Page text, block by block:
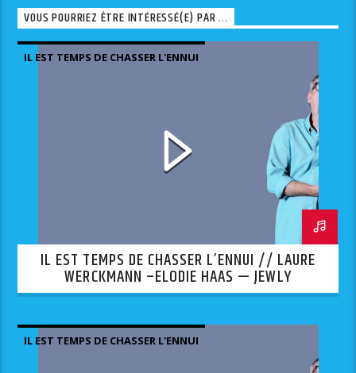
VOUS POURRIEZ ÊTRE INTÉRESSÉ(E) PAR ...
IL EST TEMPS DE CHASSER L'ENNUI
IL EST TEMPS DE CHASSER L’ENNUI // LAURE
WERCKMANN –ELODIE HAAS — JEWLY
IL EST TEMPS DE CHASSER L'ENNUI